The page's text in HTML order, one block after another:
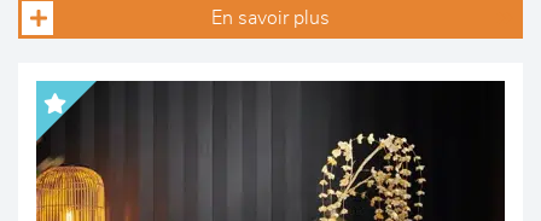
En savoir plus